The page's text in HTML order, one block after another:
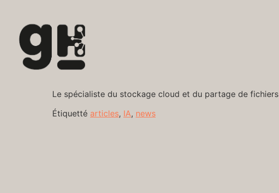
Le spécialiste du stockage cloud et du partage de
Étiquetté articles, IA, news